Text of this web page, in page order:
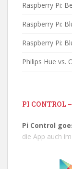
Raspberry Pi:
Raspberry Pi:
Raspberry Pi:
Philips Hue vs.
PI CONTROL
Pi Control
die App auch